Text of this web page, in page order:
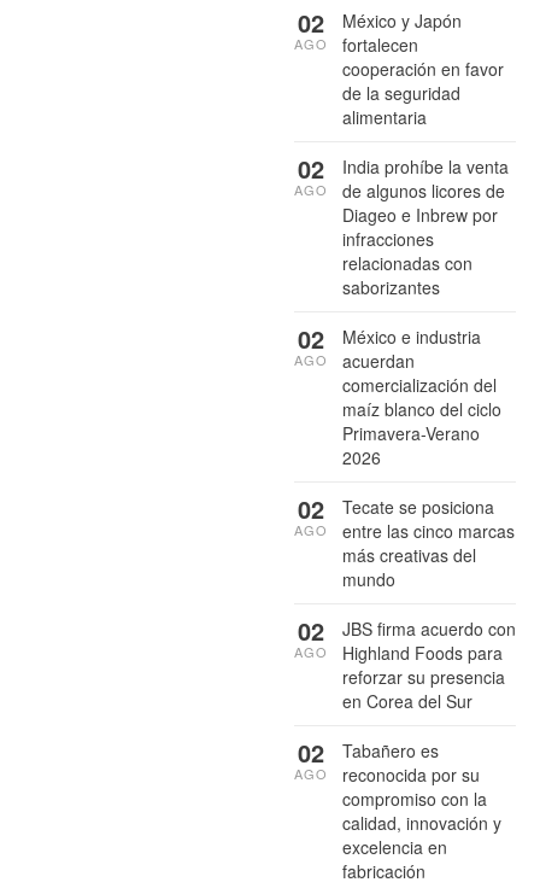
México y Japón
fortalecen
cooperación en favor
de la seguridad
alimentaria
02
AGO
India prohíbe la venta
de algunos licores de
Diageo e Inbrew por
infracciones
relacionadas con
saborizantes
02
AGO
México e industria
acuerdan
comercialización del
maíz blanco del ciclo
Primavera-Verano
2026
02
AGO
Tecate se posiciona
entre las cinco marcas
más creativas del
mundo
02
AGO
JBS firma acuerdo con
Highland Foods para
reforzar su presencia
en Corea del Sur
02
AGO
Tabañero es
reconocida por su
compromiso con la
calidad, innovación y
excelencia en
fabricación
02
AGO